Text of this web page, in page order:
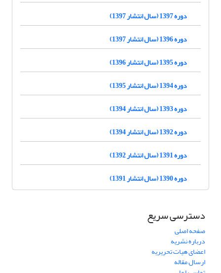
دوره 1397 (سال انتشار 1397)
دوره 1396 (سال انتشار 1397)
دوره 1395 (سال انتشار 1396)
دوره 1394 (سال انتشار 1395)
دوره 1393 (سال انتشار 1394)
دوره 1392 (سال انتشار 1394)
دوره 1391 (سال انتشار 1392)
دوره 1390 (سال انتشار 1391)
دسترسی سریع
صفحه اصلی
درباره نشریه
اعضای هیات تحریریه
ارسال مقاله